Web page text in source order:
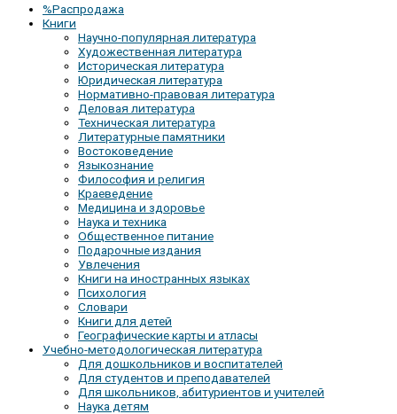
%Распродажа
Книги
Научно-популярная литература
Художественная литература
Историческая литература
Юридическая литература
Нормативно-правовая литература
Деловая литература
Техническая литература
Литературные памятники
Востоковедение
Языкознание
Философия и религия
Краеведение
Медицина и здоровье
Наука и техника
Общественное питание
Подарочные издания
Увлечения
Книги на иностранных языках
Психология
Словари
Книги для детей
Географические карты и атласы
Учебно-методологическая литература
Для дошкольников и воспитателей
Для студентов и преподавателей
Для школьников, абитуриентов и учителей
Наука детям